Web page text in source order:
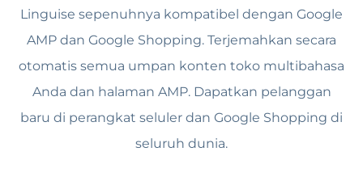
Linguise sepenuhnya kompatibel dengan Google
AMP dan Google Shopping. Terjemahkan secara
otomatis semua umpan konten toko multibahasa
Anda dan halaman AMP. Dapatkan pelanggan
baru di perangkat seluler dan Google Shopping di
seluruh dunia.